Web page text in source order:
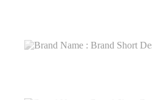
Gestion des oppositions